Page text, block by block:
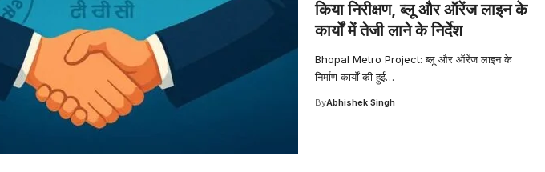
किया निरीक्षण, ब्लू और ऑरेंज लाइन के
कार्यों में तेजी लाने के निर्देश
Bhopal Metro Project: ब्लू और ऑरेंज लाइन के
निर्माण कार्यों की हुई…
ByAbhishek Singh